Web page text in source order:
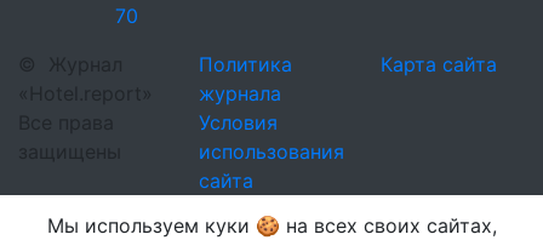
70
©
Журнал
«Hotel.report»
Все права
защищены
Политика
журнала
Условия
использования
сайта
Карта сайта
Мы используем куки 🍪 на всех своих сайтах,